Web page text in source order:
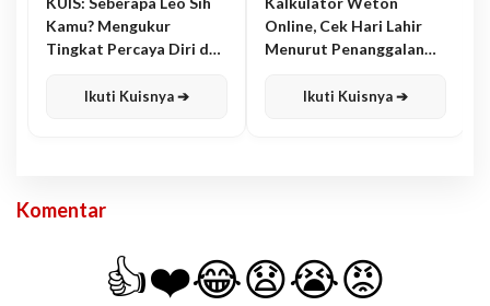
Kamu? Mengukur
Tingkat Percaya Diri dan
Ikuti Kuisnya ➔
Online, Cek Hari Lahir
Menurut Penanggalan
Ikuti Kuisnya ➔
Komentar
👍❤️😂😧😭😡